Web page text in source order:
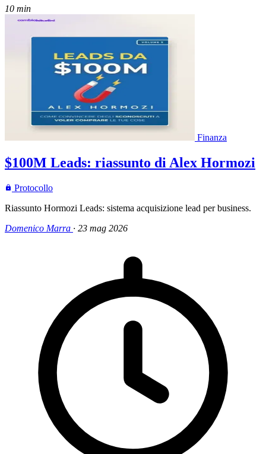
10 min
Finanza
$100M Leads: riassunto di Alex Hormozi
Protocollo
Riassunto Hormozi Leads: sistema acquisizione lead per business.
Domenico Marra · 23 mag 2026